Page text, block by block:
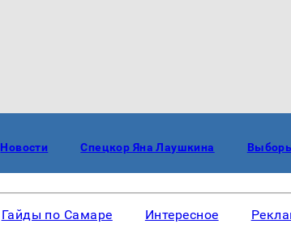
Новости Спецкор Яна Лаушкина
Гайды по Самаре Интересное